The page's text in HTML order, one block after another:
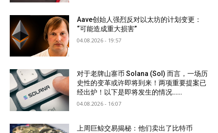
Aave创始人强烈反对以太坊的计划变更：
“可能造成重大损害”
04.08.2026 - 19:57
对于老牌山寨币 Solana (Sol) 而言，一场历
史性的变革或许即将到来！两项重要提案已
经出炉！以下是即将发生的情况……
04.08.2026 - 16:07
上周巨鲸交易揭秘：他们卖出了比特币